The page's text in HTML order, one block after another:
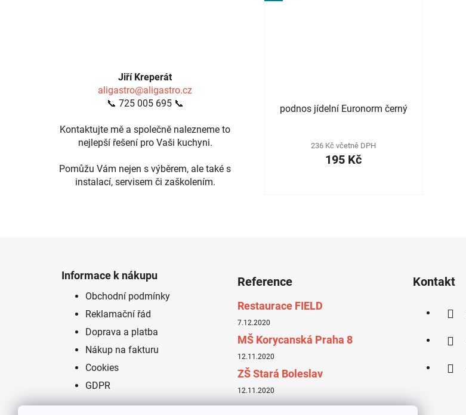
Jiří Kreperát
aligastro@aligastro.cz
📞 725 005 695 📞
Kontaktujte mě a společně nalezneme to
nejlepší řešení pro Vaši kuchyni.
Pomůžu Vám nejen s výběrem, ale také s
instalací, servisem či zaškolením.
podnos jídelní Euronorm černý
236 Kč včetně DPH
195 Kč
Informace k nákupu
Obchodní podmínky
Reklamační řád
Doprava a platba
Nákup na fakturu
Cookies
GDPR
Reference
Restaurace FIELD
7.12.2020
MŠ Korycanská Praha 8
12.11.2020
ZŠ Stará Boleslav
12.11.2020
Kontakt